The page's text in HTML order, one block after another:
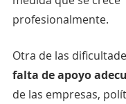
profesionalmente.
Otra de las
falta de apoyo
de las empresas,